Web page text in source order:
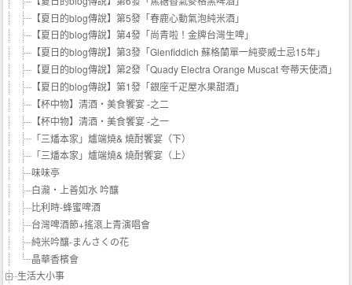
【夏日的blog傳說】第5發「春鹿心動氣泡純米酒」
【夏日的blog傳說】第4發「尚青啦！金牌台灣生啤」
【夏日的blog傳說】第3發「Glenfiddich 蘇格蘭單一純麥威士忌15年」
【夏日的blog傳說】第2發「Quady Electra Orange Muscat 夸蒂天使酒」
【夏日的blog傳說】第1發「銀座千疋屋水果甜酒」
【杯中物】清酒‧美食饗宴 -之二
【杯中物】清酒‧美食饗宴 -之一
「三燔本家」爐端燒& 燒酎饗宴（下）
「三燔本家」爐端燒& 燒酎饗宴（上）
味味亭
白瀧‧上善如水 吟釀
比利時-蜂蜜啤酒
台灣啤酒節+搖滾上青演唱會
純米吟釀-まんさくの花
晶華香檳會
生活大小事